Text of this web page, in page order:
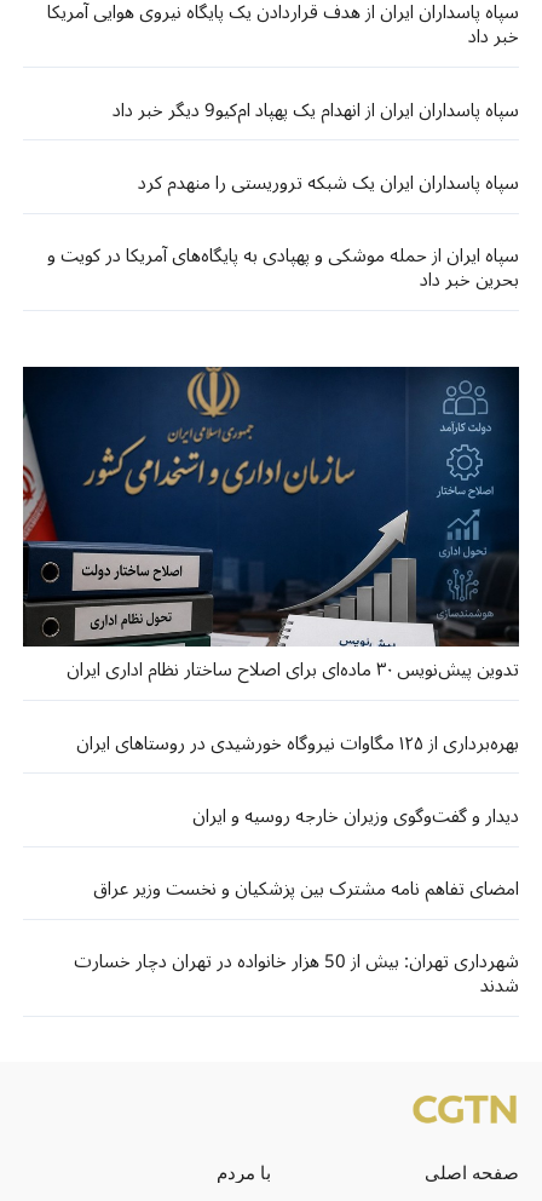
سپاه پاسداران ایران از هدف قراردادن یک پایگاه نیروی هوایی آمریکا
خبر داد
سپاه پاسداران ایران از انهدام یک پهپاد ام‌کیو9 دیگر خبر داد
سپاه پاسداران ایران یک شبکه تروریستی را منهدم کرد
سپاه ایران از حمله موشکی و پهپادی به پایگاه‌های آمریکا در کویت و
بحرین خبر داد
تدوین پیش‌نویس ۳۰ ماده‌ای برای اصلاح ساختار نظام اداری ایران
بهره‌برداری از ۱۲۵ مگاوات نیروگاه خورشیدی در روستاهای ایران
دیدار و گفت‌و‌گوی وزیران خارجه روسیه و ایران
امضای تفاهم نامه مشترک بین پزشکیان و نخست وزیر عراق
شهرداری تهران: بیش از 50 هزار خانواده در تهران دچار خسارت
شدند
صفحه اصلی
با مردم